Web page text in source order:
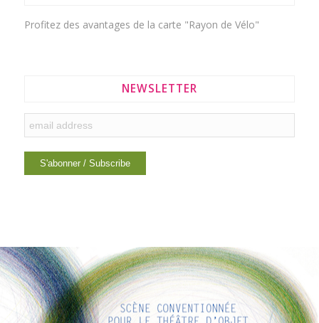
Profitez des avantages de la carte "Rayon de Vélo"
NEWSLETTER
INTERESTING LINKS
Here are some interesting links for you! Enjoy your stay :)